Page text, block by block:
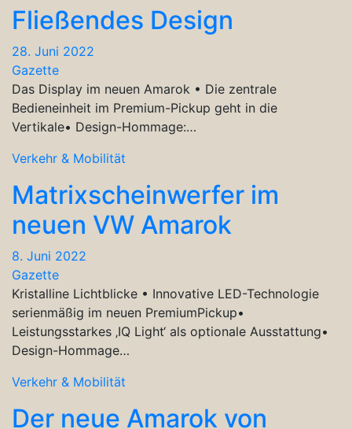
Fließendes Design
28. Juni 2022
Gazette
Das Display im neuen Amarok • Die zentrale
Bedieneinheit im Premium-Pickup geht in die
Vertikale• Design-Hommage:…
Verkehr & Mobilität
Matrixscheinwerfer im
neuen VW Amarok
8. Juni 2022
Gazette
Kristalline Lichtblicke • Innovative LED-Technologie
serienmäßig im neuen PremiumPickup•
Leistungsstarkes ‚IQ Light‘ als optionale Ausstattung•
Design-Hommage…
Verkehr & Mobilität
Der neue Amarok von